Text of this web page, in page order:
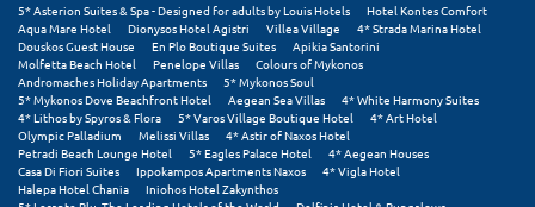
Καρδίτσα
Κάρπαθος
Καρπενήσι
Κάρυστος
Κάσος
5* Asterion Suites & Spa - Designed for adults by Louis Hotels
Hotel Kontes Comfort
Aqua Mare Hotel
Dionysos Hotel Agistri Villea Village
4* Strada Marina Hotel
Douskos Guest House
En Plo Boutique Suites
Apikia Santorini
Molfetta Beach Hotel
Penelope Villas
Colours of Mykonos
Andromaches Holiday Apartments
5* Mykonos Soul
5* Mykonos Dove Beachfront Hotel
Aegean Sea Villas
4* White Harmony Suites
4* Lithos by Spyros & Flora
5* Varos Village Boutique Hotel
4* Art Hotel
Olympic Palladium
Melissi Villas
4* Astir of Naxos Hotel
Petradi Beach Lounge Hotel
5* Eagles Palace Hotel
4* Aegean Houses
Casa Di Fiori Suites
Ippokampos Apartments Naxos
4* Vigla Hotel
Halepa Hotel Chania
Iniohos Hotel Zakynthos